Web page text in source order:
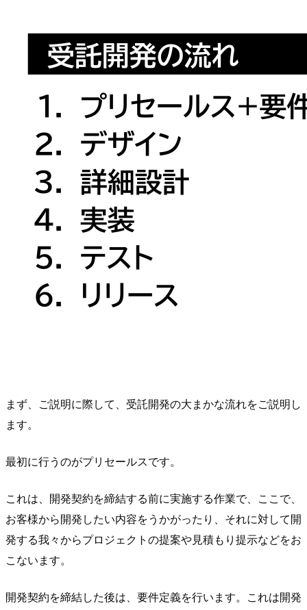
まず、ご説明に際して、受託開発の大まかな流れをご説明し
ます。
最初に行うのがプリセールスです。
これは、開発契約を締結する前に実施する作業で、ここで、
お客様から開発したい内容をうかがったり、それに対して開
発する我々からプロジェクトの提案や見積もり提示などをお
こないます。
開発契約を締結した後は、要件定義を行います。これは開発